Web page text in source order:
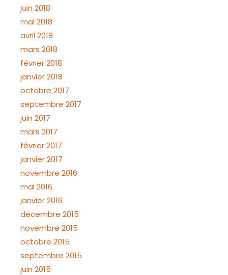
juin 2018
mai 2018
avril 2018
mars 2018
février 2018
janvier 2018
octobre 2017
septembre 2017
juin 2017
mars 2017
février 2017
janvier 2017
novembre 2016
mai 2016
janvier 2016
décembre 2015
novembre 2015
octobre 2015
septembre 2015
juin 2015